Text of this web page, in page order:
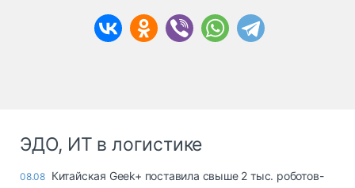
ЭДО, ИТ в логистике
08.08 Китайская Geek+ поставила свыше 2 тыс. роботов-